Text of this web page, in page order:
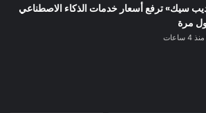
سيك» ترفع أسعار خدمات الذكاء الاصطناعي
مرة
منذ 4 ساعات